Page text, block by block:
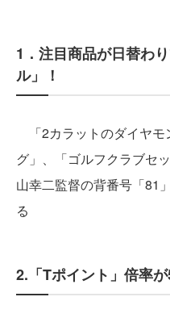
1．注目商品が日替わ
ル」！
「2カラットのダイヤモ
グ」、「ゴルフクラブセ
山幸二監督の背番号「81
る
2.「Tポイント」倍率が